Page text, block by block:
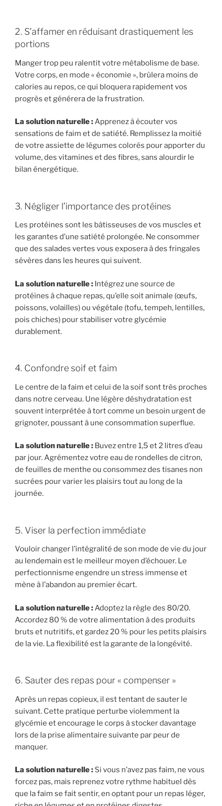
2. S’affamer en réduisant drastiquement les
portions
Manger trop peu ralentit votre métabolisme de base.
Votre corps, en mode « économie », brûlera moins de
calories au repos, ce qui bloquera rapidement vos
progrès et générera de la frustration.
La solution naturelle :Apprenez à écouter vos
sensations de faim et de satiété. Remplissez la moitié
de votre assiette de légumes colorés pour apporter du
volume, des vitamines et des fibres, sans alourdir le
bilan énergétique.
3. Négliger l’importance des protéines
Les protéines sont les bâtisseuses de vos muscles et
les garantes d’une satiété prolongée. Ne consommer
que des salades vertes vous exposera à des fringales
sévères dans les heures qui suivent.
La solution naturelle : Intégrez une source de
protéines à chaque repas, qu’elle soit animale (œufs,
poissons, volailles) ou végétale (tofu, tempeh, lentilles,
pois chiches) pour stabiliser votre glycémie
durablement.
4. Confondre soif et faim
Le centre de la faim et celui de la soif sont très proches
dans notre cerveau. Une légère déshydratation est
souvent interprétée à tort comme un besoin urgent de
grignoter, poussant à une consommation superflue.
La solution naturelle : Buvez entre 1,5 et 2 litres d’eau
par jour. Agrémentez votre eau de rondelles de citron,
de feuilles de menthe ou consommez des tisanes non
sucrées pour varier les plaisirs tout au long de la
journée.
5. Viser la perfection immédiate
Vouloir changer l’intégralité de son mode de vie du jour
au lendemain est le meilleur moyen d’échouer. Le
perfectionnisme engendre un stress immense et
mène à l’abandon au premier écart.
La solution naturelle :Adoptez la règle des 80/20.
Accordez 80 % de votre alimentation à des produits
bruts et nutritifs, et gardez 20 % pour les petits plaisirs
de la vie. La flexibilité est la garante de la longévité.
6. Sauter des repas pour « compenser »
Après un repas copieux, il est tentant de sauter le
suivant. Cette pratique perturbe violemment la
glycémie et encourage le corps à stocker davantage
lors de la prise alimentaire suivante par peur de
manquer.
La solution naturelle : Si vous n’avez pas faim, ne vous
forcez pas, mais reprenez votre rythme habituel dès
que la faim se fait sentir, en optant pour un repas léger,